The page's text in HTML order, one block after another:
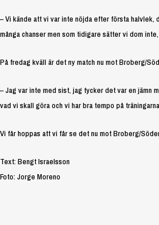
– Vi kände att vi var inte nöjda efter första halvlek,
många chanser men som tidigare sätter vi dom inte,
På fredag kväll är det ny match nu mot Broberg/
– Jag var inte med sist, jag tycker det var en jämn
vad vi skall göra och vi har bra tempo på
Vi får hoppas att vi får se det nu mot Broberg/
Text: Bengt Israelsson
Foto: Jorge Moreno